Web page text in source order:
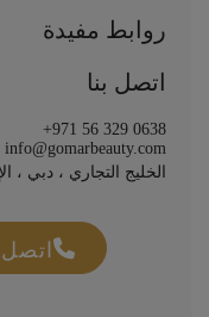
روابط مفيدة
اتصل بنا
+971 56 329 0638
info@gomarbeauty.com
الخليج التجاري ، دبي ،
اتصل